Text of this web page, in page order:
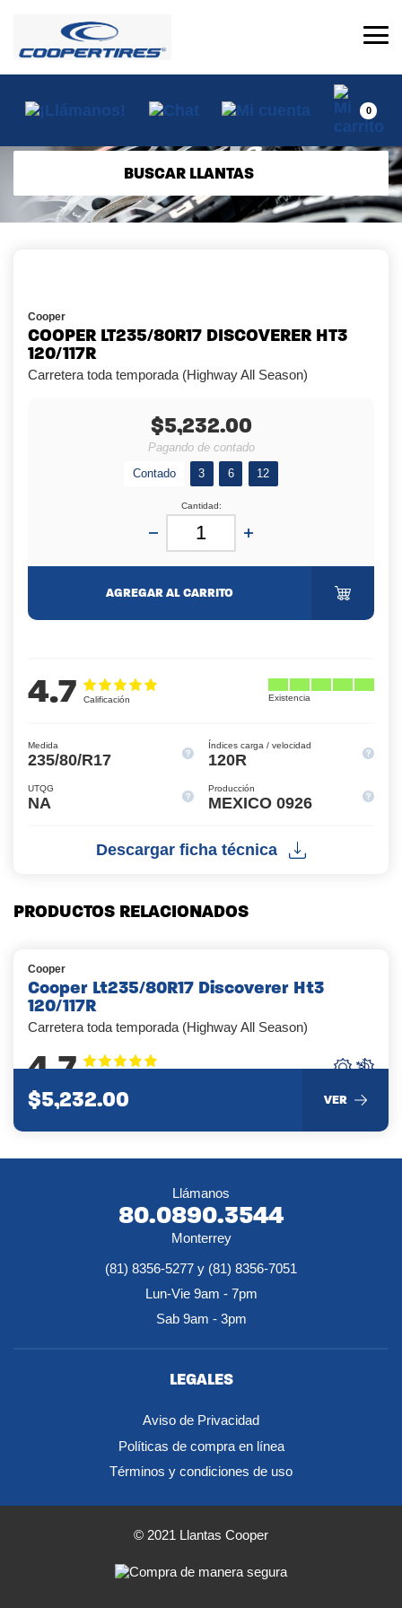
0
BUSCAR LLANTAS
Cooper
COOPER LT235/80R17 DISCOVERER HT3
120/117R
Carretera toda temporada (Highway All Season)
Medida
235/80/R17
Índices carga / velocidad
120R
UTQG
NA
Producción
MEXICO 0926
Descargar ficha técnica
4.7
$5,232.00
Pagando de contado
Contado
3 6 12
Cantidad:
AGREGAR AL CARRITO
PRODUCTOS RELACIONADOS
Cooper
Cooper Lt235/80R17 Discoverer Ht3
120/117R
Carretera toda temporada (Highway All Season)
4.7
$5,232.00 VER
Llámanos
80.0890.3544
Monterrey
(81) 8356-5277 y (81) 8356-7051
Lun-Vie 9am - 7pm
Sab 9am - 3pm
LEGALES
Aviso de Privacidad
Políticas de compra en línea
Términos y condiciones de uso
© 2021 Llantas Cooper